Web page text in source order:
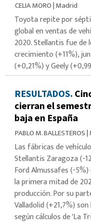
CELIA MORO|Madrid
Toyota repite por
global en ventas de
2020. Stellantis fue de
crecimiento (+11%),
(+0,21%) y Geely
RESULTADOS.
cierran el
baja en España
PABLO M. BALLESTEROS|
Las fábricas de
Stellantis Zaragoza (-
Ford Almussafes (-
la primera mitad de
producción. Por su
Valladolid (+21,7%)
según cálculos de 'La